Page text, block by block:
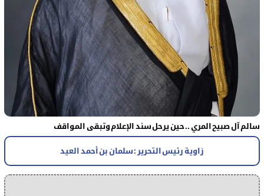
سالم آل صبيح المري .. حين يرحل سند الإعلام وتبقى المواقف
زاوية رئيس التحرير : سلمان بن أحمد العيد